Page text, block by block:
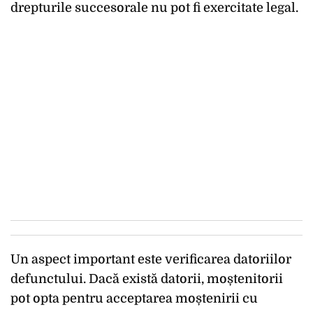
drepturile succesorale nu pot fi exercitate legal.
Un aspect important este verificarea datoriilor
defunctului. Dacă există datorii, moștenitorii
pot opta pentru acceptarea moștenirii cu